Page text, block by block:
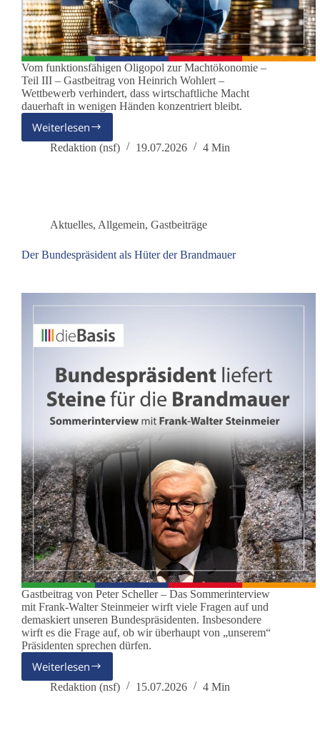
Vom funktionsfähigen Oligopol zur Machtökonomie –
Teil III – Gastbeitrag von Heinrich Wohlert –
Wettbewerb verhindert, dass wirtschaftliche Macht
dauerhaft in wenigen Händen konzentriert bleibt.
Weiterlesen
Wenn
wirtschaftliche
wird
Redaktion (nsf) 19.07.2026 4 Min
Aktuelles, Allgemein, Gastbeiträge
Der Bundespräsident als Hüter der Brandmauer
Gastbeitrag von Peter Scheller – Das Sommerinterview
mit Frank-Walter Steinmeier wirft viele Fragen auf und
demaskiert unseren Bundespräsidenten. Insbesondere
wirft es die Frage auf, ob wir überhaupt von „unserem“
Präsidenten sprechen dürfen.
Weiterlesen
Der
Bundespräsident
Redaktion (nsf) 15.07.2026 4 Min